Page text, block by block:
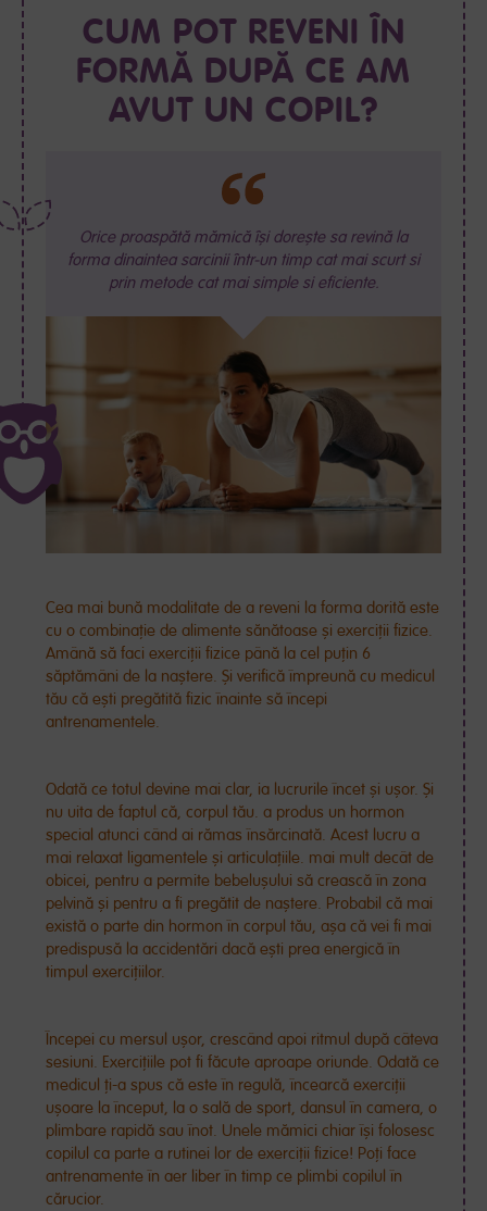
CUM POT REVENI ÎN
FORMĂ DUPĂ CE AM
AVUT UN COPIL?
Orice proaspătă mămică își dorește sa revină la
forma dinaintea sarcinii într-un timp cat mai scurt si
prin metode cat mai simple si eficiente.
Cea mai bună modalitate de a reveni la forma dorită este
cu o combinație de alimente sănătoase și exerciții fizice.
Amână să faci exerciții fizice până la cel puțin 6
săptămâni de la naștere. Și verifică împreună cu medicul
tău că ești pregătită fizic înainte să începi
antrenamentele.
Odată ce totul devine mai clar, ia lucrurile încet și ușor. Și
nu uita de faptul că, corpul tău. a produs un hormon
special atunci când ai rămas însărcinată. Acest lucru a
mai relaxat ligamentele și articulațiile. mai mult decât de
obicei, pentru a permite bebelușului să crească în zona
pelvină și pentru a fi pregătit de naștere. Probabil că mai
există o parte din hormon în corpul tău, așa că vei fi mai
predispusă la accidentări dacă ești prea energică în
timpul exercițiilor.
Începei cu mersul ușor, crescând apoi ritmul după câteva
sesiuni. Exercițiile pot fi făcute aproape oriunde. Odată ce
medicul ți-a spus că este în regulă, încearcă exerciții
ușoare la început, la o sală de sport, dansul în camera, o
plimbare rapidă sau înot. Unele mămici chiar își folosesc
copilul ca parte a rutinei lor de exerciții fizice! Poți face
antrenamente în aer liber în timp ce plimbi copilul în
cărucior.